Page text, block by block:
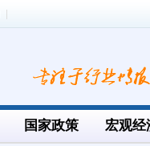
国家政策 宏观经